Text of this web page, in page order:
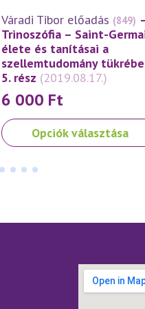
Váradi Tibor előadás (849)
Trinoszófia – Saint-
élete és tanításai a
szellemtudomány
5. rész (2019.08.17.)
6 000 Ft
Opciók választása
Ennek
a
több
A